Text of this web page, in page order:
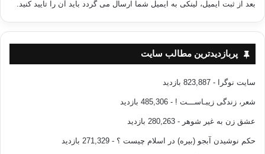
بعد از ثبت ایمیل، لینکی به ایمیل شما ارسال می گردد باید آن را تایید کنید.
پربازدیدترین مطالب سایت
سایت نوگرا - 823,887 بازدید
شعر، زندگی زیبـاســـت ! - 485,306 بازدید
عشق زن به غیر شوهر - 280,263 بازدید
حکم نوشیدن آبجو (بیره) در اسلام چیست ؟ - 271,329 بازدید